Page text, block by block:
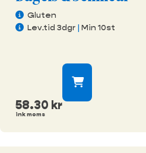
Gluten
Lev.tid 3dgr | Min 10st
58.30 kr
ink moms